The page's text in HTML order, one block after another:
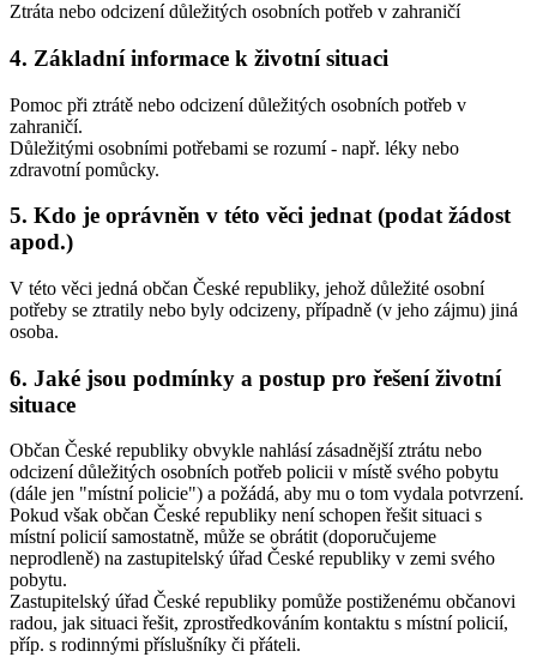
Ztráta nebo odcizení důležitých osobních potřeb v zahraničí
4. Základní informace k životní situaci
Pomoc při ztrátě nebo odcizení důležitých osobních potřeb v
zahraničí.
Důležitými osobními potřebami se rozumí - např. léky nebo
zdravotní pomůcky.
5. Kdo je oprávněn v této věci jednat (podat žádost
apod.)
V této věci jedná občan České republiky, jehož důležité osobní
potřeby se ztratily nebo byly odcizeny, případně (v jeho zájmu) jiná
osoba.
6. Jaké jsou podmínky a postup pro řešení životní
situace
Občan České republiky obvykle nahlásí zásadnější ztrátu nebo
odcizení důležitých osobních potřeb policii v místě svého pobytu
(dále jen "místní policie") a požádá, aby mu o tom vydala potvrzení.
Pokud však občan České republiky není schopen řešit situaci s
místní policií samostatně, může se obrátit (doporučujeme
neprodleně) na zastupitelský úřad České republiky v zemi svého
pobytu.
Zastupitelský úřad České republiky pomůže postiženému občanovi
radou, jak situaci řešit, zprostředkováním kontaktu s místní policií,
příp. s rodinnými příslušníky či přáteli.